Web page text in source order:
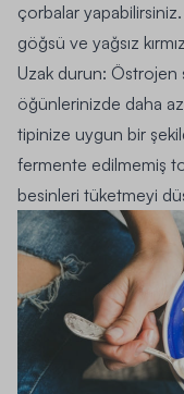
çorbalar
göğsü ve yağsız
Uzak durun: Östrojen
öğünlerinizde daha
tipinize uygun bir
fermente edilmemiş
besinleri tüketmeyi